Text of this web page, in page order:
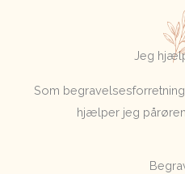
Jeg
Som
hjælper jeg